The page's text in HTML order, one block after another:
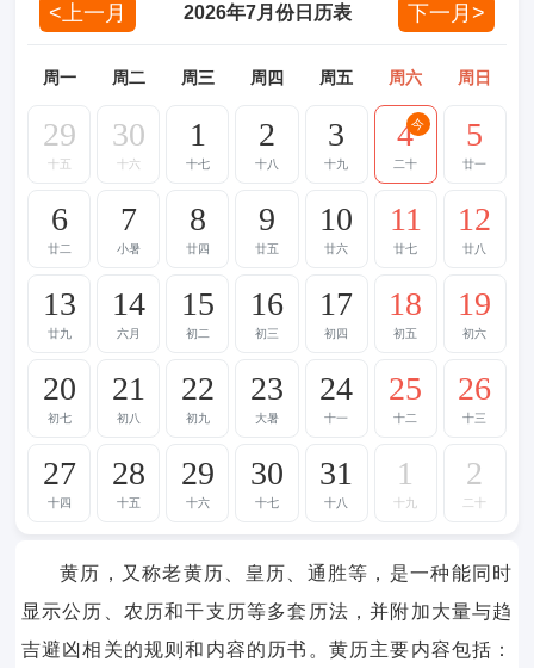
<上一月 2026年7月份日历表 下一月>
周一 周二 周三 周四 周五 周六 周日
29
十五
30
十六
1
十七
2
十八
3
十九
4
二十
今 5
廿一
6
廿二
7
小暑
8
廿四
9
廿五
10
廿六
11
廿七
12
廿八
13
廿九
14
六月
15
初二
16
初三
17
初四
18
初五
19
初六
20
初七
21
初八
22
初九
23
大暑
24
十一
25
十二
26
十三
27
十四
28
十五
29
十六
30
十七
31
十八
1
十九
2
二十
黄历，又称老黄历、皇历、通胜等，是一种能同时
显示公历、农历和干支历等多套历法，并附加大量与趋
吉避凶相关的规则和内容的历书。黄历主要内容包括：